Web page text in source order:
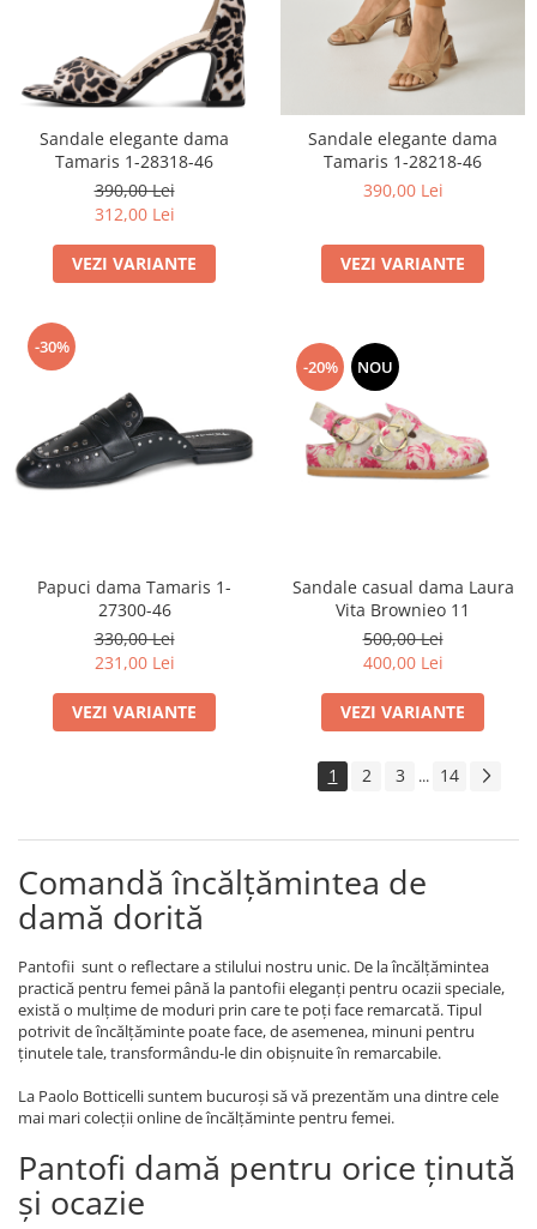
Sandale elegante dama
Tamaris 1-28318-46
390,00 Lei
312,00 Lei
VEZI VARIANTE
Sandale elegante dama
Tamaris 1-28218-46
390,00 Lei
VEZI VARIANTE
-30%
Papuci dama Tamaris 1-
27300-46
330,00 Lei
231,00 Lei
VEZI VARIANTE
-20% NOU
Sandale casual dama Laura
Vita Brownieo 11
500,00 Lei
400,00 Lei
VEZI VARIANTE
1 2 3 ... 14
Comandă încălțămintea de
damă dorită
Pantofii sunt o reflectare a stilului nostru unic. De la încălţămintea
practică pentru femei până la pantofii eleganţi pentru ocazii speciale,
există o mulţime de moduri prin care te poţi face remarcată. Tipul
potrivit de încălţăminte poate face, de asemenea, minuni pentru
ţinutele tale, transformându-le din obişnuite în remarcabile.
La Paolo Botticelli suntem bucuroşi să vă prezentăm una dintre cele
mai mari colecţii online de încălţăminte pentru femei.
Pantofi damă pentru orice ținută
și ocazie